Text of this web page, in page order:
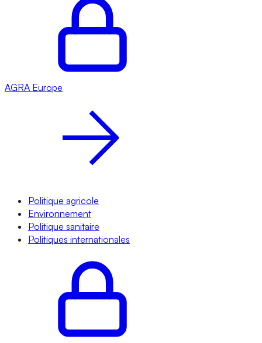
AGRA Europe
Politique agricole
Environnement
Politique sanitaire
Politiques internationales